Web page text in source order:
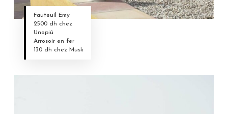
Fauteuil Emy
2500 dh chez
Unopiú
Arrosoir en fer
130 dh chez Musk